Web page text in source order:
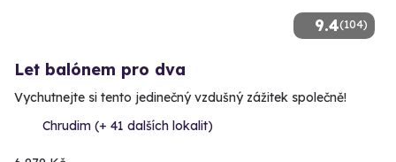
9.4(104)
Let balónem pro dva
Vychutnejte si tento jedinečný vzdušný zážitek společně!
Chrudim (+ 41 dalších lokalit)